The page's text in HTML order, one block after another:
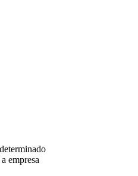
empresa